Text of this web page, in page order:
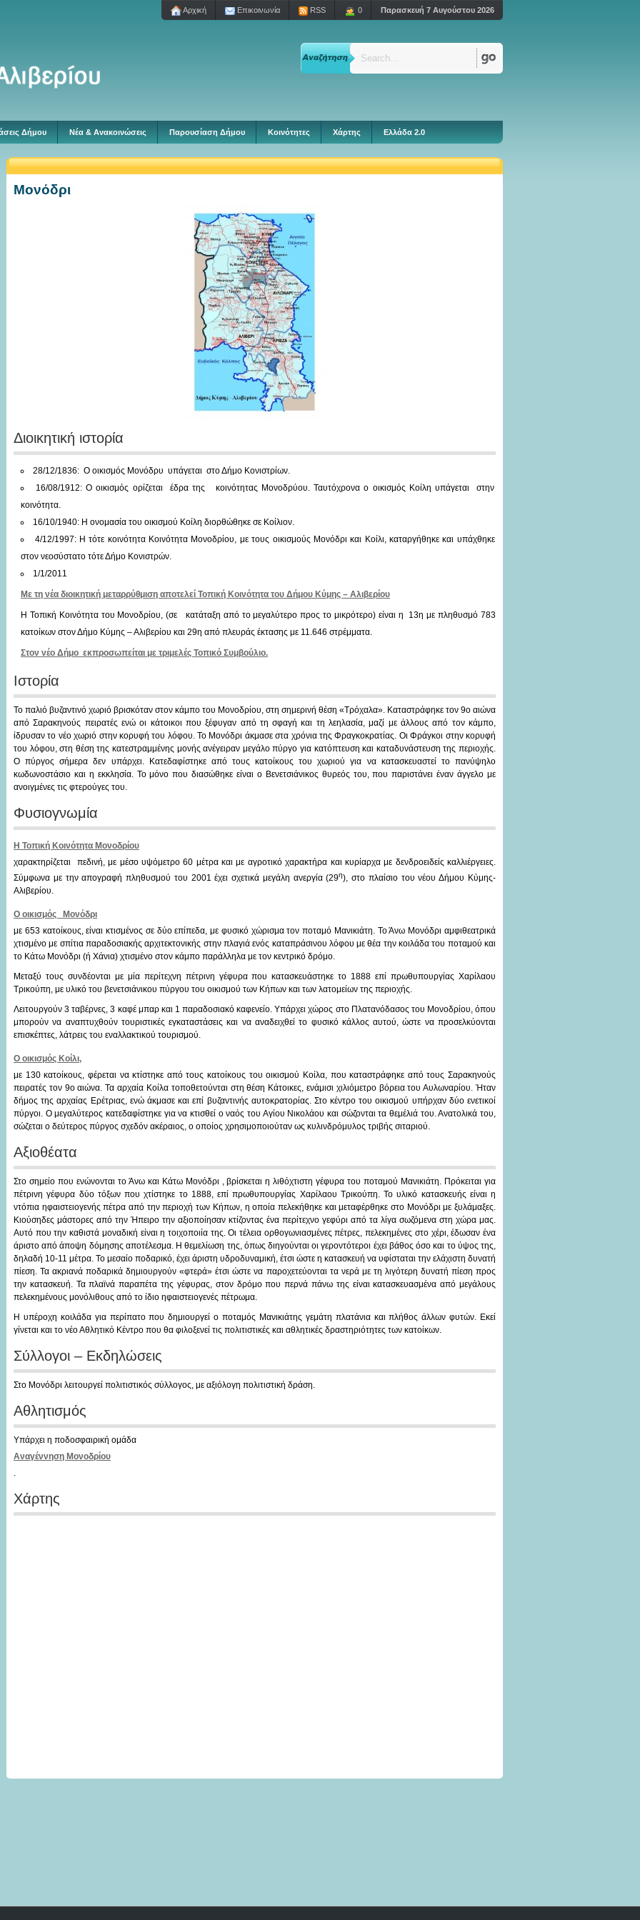
Aρχική Επικοινωνία RSS 0 Παρασκευή 7 Αυγούστου 2026
Δήμου Νέα & Ανακοινώσεις Παρουσίαση Δήμου Κοινότητες Χάρτης Ελλάδα 2.0
Μονόδρι
Διοικητική ιστορία
28/12/1836: Ο οικισμός Μονόδρυ υπάγεται στο Δήμο Κονιστρίων.
16/08/1912: Ο οικισμός ορίζεται έδρα της κοινότητας Μονοδρύου. Ταυτόχρονα ο οικισμός Κοίλη υπάγεται στην
κοινότητα.
16/10/1940: Η ονομασία του οικισμού Κοίλη διορθώθηκε σε Κοίλιον.
4/12/1997: Η τότε κοινότητα Κοινότητα Μονοδρίου, με τους οικισμούς Μονόδρι και Κοίλι, καταργήθηκε και υπάχθηκε
στον νεοσύστατο τότε Δήμο Κονιστρών.
1/1/2011
Με τη νέα διοικητική μεταρρύθμιση αποτελεί Τοπική Κοινότητα του Δήμου Κύμης – Αλιβερίου
Η Τοπική Κοινότητα του Μονοδρίου, (σε κατάταξη από το μεγαλύτερο προς το μικρότερο) είναι η 13η με πληθυσμό 783
κατοίκων στον Δήμο Κύμης – Αλιβερίου και 29η από πλευράς έκτασης με 11.646 στρέμματα.
Στον νέο Δήμο εκπροσωπείται με τριμελές Τοπικό Συμβούλιο.
Ιστορία
Το παλιό βυζαντινό χωριό βρισκόταν στον κάμπο του Μονοδρίου, στη σημερινή θέση «Τρόχαλα». Καταστράφηκε τον 9ο αιώνα
από Σαρακηνούς πειρατές ενώ οι κάτοικοι που ξέφυγαν από τη σφαγή και τη λεηλασία, μαζί με άλλους από τον κάμπο,
ίδρυσαν το νέο χωριό στην κορυφή του λόφου. Το Μονόδρι άκμασε στα χρόνια της Φραγκοκρατίας. Οι Φράγκοι στην κορυφή
του λόφου, στη θέση της κατεστραμμένης μονής ανέγειραν μεγάλο πύργο για κατόπτευση και καταδυνάστευση της περιοχής.
Ο πύργος σήμερα δεν υπάρχει. Κατεδαφίστηκε από τους κατοίκους του χωριού για να κατασκευαστεί το πανύψηλο
κωδωνοστάσιο και η εκκλησία. Το μόνο που διασώθηκε είναι ο Βενετσιάνικος θυρεός του, που παριστάνει έναν άγγελο με
ανοιγμένες τις φτερούγες του.
Φυσιογνωμία
Η Τοπική Κοινότητα Μονοδρίου
χαρακτηρίζεται πεδινή, με μέσο υψόμετρο 60 μέτρα και με αγροτικό χαρακτήρα και κυρίαρχα με δενδροειδείς καλλιέργειες.
Σύμφωνα με την απογραφή πληθυσμού του 2001 έχει σχετικά μεγάλη ανεργία (29η), στο πλαίσιο του νέου Δήμου Κύμης-
Αλιβερίου.
Ο οικισμός Μονόδρι
με 653 κατοίκους, είναι κτισμένος σε δύο επίπεδα, με φυσικό χώρισμα τον ποταμό Μανικιάτη. Το Άνω Μονόδρι αμφιθεατρικά
χτισμένο με σπίτια παραδοσιακής αρχιτεκτονικής στην πλαγιά ενός καταπράσινου λόφου με θέα την κοιλάδα του ποταμού και
το Κάτω Μονόδρι (ή Χάνια) χτισμένο στον κάμπο παράλληλα με τον κεντρικό δρόμο.
Μεταξύ τους συνδέονται με μία περίτεχνη πέτρινη γέφυρα που κατασκευάστηκε το 1888 επί πρωθυπουργίας Χαρίλαου
Τρικούπη, με υλικό του βενετσιάνικου πύργου του οικισμού των Κήπων και των λατομείων της περιοχής.
Λειτουργούν 3 ταβέρνες, 3 καφέ μπαρ και 1 παραδοσιακό καφενείο. Υπάρχει χώρος στο Πλατανόδασος του Μονοδρίου, όπου
μπορούν να αναπτυχθούν τουριστικές εγκαταστάσεις και να αναδειχθεί το φυσικό κάλλος αυτού, ώστε να προσελκύονται
επισκέπτες, λάτρεις του εναλλακτικού τουρισμού.
Ο οικισμός Κοίλι,
με 130 κατοίκους, φέρεται να κτίστηκε από τους κατοίκους του οικισμού Κοίλα, που καταστράφηκε από τους Σαρακηνούς
πειρατές τον 9ο αιώνα. Τα αρχαία Κοίλα τοποθετούνται στη θέση Κάτοικες, ενάμισι χιλιόμετρο βόρεια του Αυλωναρίου. Ήταν
δήμος της αρχαίας Ερέτριας, ενώ άκμασε και επί βυζαντινής αυτοκρατορίας. Στο κέντρο του οικισμού υπήρχαν δύο ενετικοί
πύργοι. Ο μεγαλύτερος κατεδαφίστηκε για να κτισθεί ο ναός του Αγίου Νικολάου και σώζονται τα θεμέλιά του. Ανατολικά του,
σώζεται ο δεύτερος πύργος σχεδόν ακέραιος, ο οποίος χρησιμοποιούταν ως κυλινδρόμυλος τριβής σιταριού.
Αξιοθέατα
Στο σημείο που ενώνονται το Άνω και Κάτω Μονόδρι , βρίσκεται η λιθόχτιστη γέφυρα του ποταμού Μανικιάτη. Πρόκειται για
πέτρινη γέφυρα δύο τόξων που χτίστηκε το 1888, επί πρωθυπουργίας Χαρίλαου Τρικούπη. Το υλικό κατασκευής είναι η
ντόπια ηφαιστειογενής πέτρα από την περιοχή των Κήπων, η οποία πελεκήθηκε και μεταφέρθηκε στο Μονόδρι με ξυλάμαξες.
Κιούσηδες μάστορες από την Ήπειρο την αξιοποίησαν κτίζοντας ένα περίτεχνο γεφύρι από τα λίγα σωζόμενα στη χώρα μας.
Αυτό που την καθιστά μοναδική είναι η τοιχοποιία της. Οι τέλεια ορθογωνιασμένες πέτρες, πελεκημένες στο χέρι, έδωσαν ένα
άριστο από άποψη δόμησης αποτέλεσμα. Η θεμελίωση της, όπως διηγούνται οι γεροντότεροι έχει βάθος όσο και το ύψος της,
δηλαδή 10-11 μέτρα. Το μεσαίο ποδαρικό, έχει άριστη υδροδυναμική, έτσι ώστε η κατασκευή να υφίσταται την ελάχιστη δυνατή
πίεση. Τα ακριανά ποδαρικά δημιουργούν «φτερά» έτσι ώστε να παροχετεύονται τα νερά με τη λιγότερη δυνατή πίεση προς
την κατασκευή. Τα πλαϊνά παραπέτα της γέφυρας, στον δρόμο που περνά πάνω της είναι κατασκευασμένα από μεγάλους
πελεκημένους μονόλιθους από το ίδιο ηφαιστειογενές πέτρωμα.
Η υπέροχη κοιλάδα για περίπατο που δημιουργεί ο ποταμός Μανικιάτης γεμάτη πλατάνια και πλήθος άλλων φυτών. Εκεί
γίνεται και το νέο Αθλητικό Κέντρο που θα φιλοξενεί τις πολιτιστικές και αθλητικές δραστηριότητες των κατοίκων.
Σύλλογοι – Εκδηλώσεις
Στο Μονόδρι λειτουργεί πολιτιστικός σύλλογος, με αξιόλογη πολιτιστική δράση.
Αθλητισμός
Υπάρχει η ποδοσφαιρική ομάδα
Αναγέννηση Μονοδρίου
.
Χάρτης